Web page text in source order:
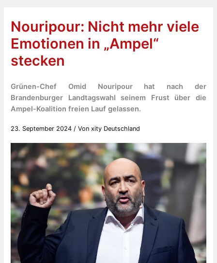
Nouripour: Nicht mehr viele
Emotionen in „Ampel“
stecken
Grünen-Chef Omid Nouripour hat nach der
Brandenburger Landtagswahl seinem Frust über die
Ampel-Koalition freien Lauf gelassen.
23. September 2024 / Vonxity Deutschland